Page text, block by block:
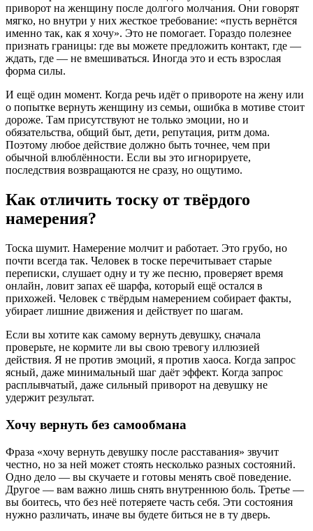
приворот на женщину после долгого молчания. Они говорят
мягко, но внутри у них жесткое требование: «пусть вернётся
именно так, как я хочу». Это не помогает. Гораздо полезнее
признать границы: где вы можете предложить контакт, где —
ждать, где — не вмешиваться. Иногда это и есть взрослая
форма силы.
И ещё один момент. Когда речь идёт о привороте на жену или
о попытке вернуть женщину из семьи, ошибка в мотиве стоит
дороже. Там присутствуют не только эмоции, но и
обязательства, общий быт, дети, репутация, ритм дома.
Поэтому любое действие должно быть точнее, чем при
обычной влюблённости. Если вы это игнорируете,
последствия возвращаются не сразу, но ощутимо.
Как отличить тоску от твёрдого
намерения?
Тоска шумит. Намерение молчит и работает. Это грубо, но
почти всегда так. Человек в тоске перечитывает старые
переписки, слушает одну и ту же песню, проверяет время
онлайн, ловит запах её шарфа, который ещё остался в
прихожей. Человек с твёрдым намерением собирает факты,
убирает лишние движения и действует по шагам.
Если вы хотите как самому вернуть девушку, сначала
проверьте, не кормите ли вы свою тревогу иллюзией
действия. Я не против эмоций, я против хаоса. Когда запрос
ясный, даже минимальный шаг даёт эффект. Когда запрос
расплывчатый, даже сильный приворот на девушку не
удержит результат.
Хочу вернуть без самообмана
Фраза «хочу вернуть девушку после расставания» звучит
честно, но за ней может стоять несколько разных состояний.
Одно дело — вы скучаете и готовы менять своё поведение.
Другое — вам важно лишь снять внутреннюю боль. Третье —
вы боитесь, что без неё потеряете часть себя. Эти состояния
нужно различать, иначе вы будете биться не в ту дверь.